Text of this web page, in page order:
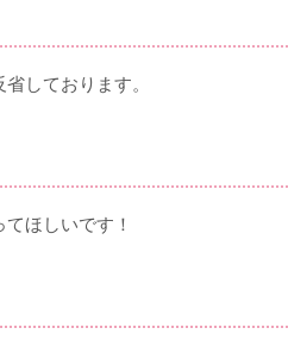
しております。
ほしいです！